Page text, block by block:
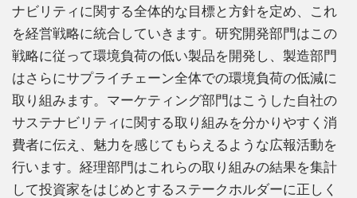
ナビリティに関する全体的な目標と方針を定め、これ
を経営戦略に統合していきます。研究開発部門はこの
戦略に従って環境負荷の低い製品を開発し、製造部門
はさらにサプライチェーン全体での環境負荷の低減に
取り組みます。マーケティング部門はこうした自社の
サステナビリティに関する取り組みを分かりやすく消
費者に伝え、魅力を感じてもらえるような広報活動を
行います。経理部門はこれらの取り組みの結果を集計
して投資家をはじめとするステークホルダーに正しく